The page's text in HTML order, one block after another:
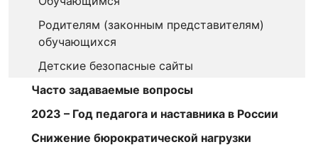
Родителям (законным представителям)
обучающихся
Детские безопасные сайты
Часто задаваемые вопросы
2023 – Год педагога и наставника в России
Снижение бюрократической нагрузки